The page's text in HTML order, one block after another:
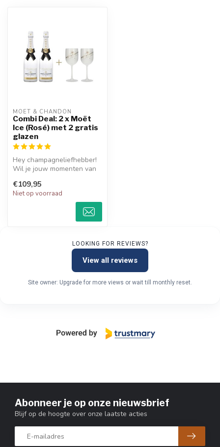
MOËT & CHANDON
Combi Deal: 2 x Moët
Ice (Rosé) met 2 gratis
glazen
Hey champagneliefhebber!
Wil je jouw momenten van
hoge...
€109,95
Niet op voorraad
LOOKING FOR REVIEWS?
View all reviews
Site owner: Upgrade for more views or wait till monthly reset.
Abonneer je op onze nieuwsbrief
Blijf op de hoogte over onze laatste acties